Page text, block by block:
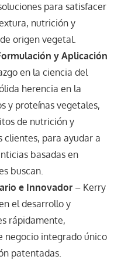
para satisfacer
nutrición y
origen vegetal.
y Aplicación
en la ciencia del
herencia en la
y proteínas vegetales,
de nutrición y
clientes, para ayudar a
basadas en
buscan.
e Innovador – Kerry
el desarrollo y
rápidamente,
negocio integrado único
patentadas.